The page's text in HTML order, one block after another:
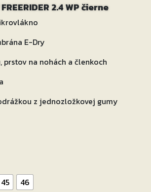
2.4 WP čierne
E-Dry
prstov na nohách a členkoch
z jednozložkovej gumy
45
46